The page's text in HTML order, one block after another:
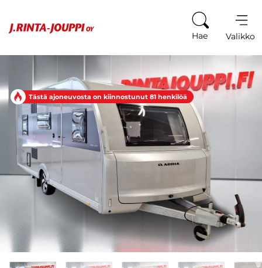
Hae Valikko
Tästä ajoneuvosta on kiinnostunut 81 henkilöä